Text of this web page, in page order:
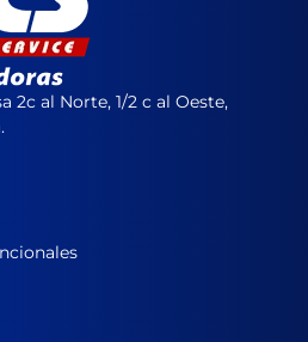
2c al Norte, 1/2 c al Oeste,